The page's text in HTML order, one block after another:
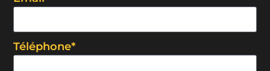
Téléphone*